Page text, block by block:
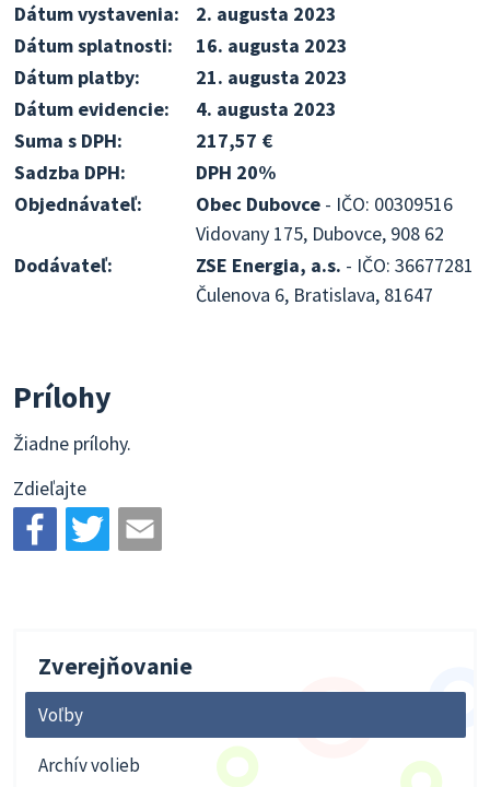
Dátum vystavenia:
2. augusta 2023
Dátum splatnosti:
16. augusta 2023
Dátum platby:
21. augusta 2023
Dátum evidencie:
4. augusta 2023
Suma s DPH:
217,57 €
Sadzba DPH:
DPH 20%
Objednávateľ:
Obec Dubovce - IČO: 00309516
Vidovany 175, Dubovce, 908 62
Dodávateľ:
ZSE Energia, a.s. - IČO: 36677281
Čulenova 6, Bratislava, 81647
Prílohy
Žiadne prílohy.
Zdieľajte
Zverejňovanie
Voľby
Archív volieb